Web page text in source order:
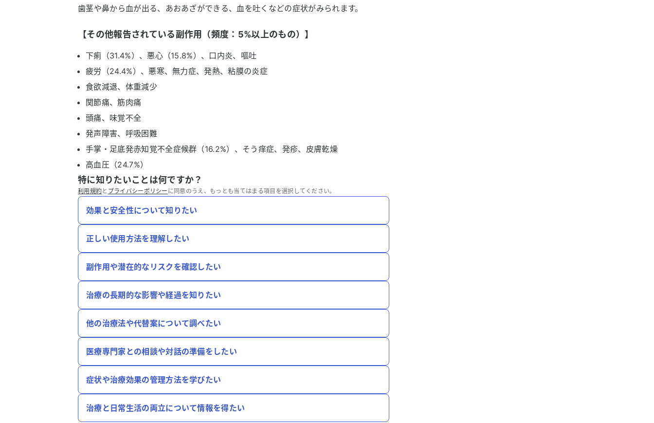
歯茎や鼻から血が出る、あおあざができる、血を吐くなどの症状がみられます。
【その他報告されている副作用（頻度：5%以上のもの）】
下痢（31.4%）、悪心（15.8%）、口内炎、嘔吐
疲労（24.4%）、悪寒、無力症、発熱、粘膜の炎症
食欲減退、体重減少
関節痛、筋肉痛
頭痛、味覚不全
発声障害、呼吸困難
手掌・足底発赤知覚不全症候群（16.2%）、そう痒症、発疹、皮膚乾燥
高血圧（24.7%）
特に知りたいことは何ですか？
利用規約と プライバシーポリシー に同意のうえ、もっとも当てはまる項目を選択してください。
効果と安全性について知りたい
正しい使用方法を理解したい
副作用や潜在的なリスクを確認したい
治療の長期的な影響や経過を知りたい
他の治療法や代替案について調べたい
医療専門家との相談や対話の準備をしたい
症状や治療効果の管理方法を学びたい
治療と日常生活の両立について情報を得たい